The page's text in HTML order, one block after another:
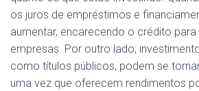
os juros de empréstimos e
aumentar, encarecendo o crédito
empresas. Por outro lado,
como títulos públicos, podem se
uma vez que oferecem rendimentos